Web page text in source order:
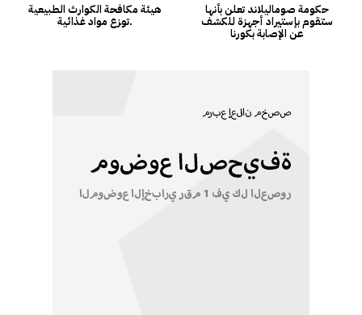
هيئة مكافحة الكوارث الطبيعية
توزع مواد غذائية.
حكومة صوماليلاند تعلن بأنها
ستقوم بإستيراد أجهزة للكشف
عن الإصابة بكورنا